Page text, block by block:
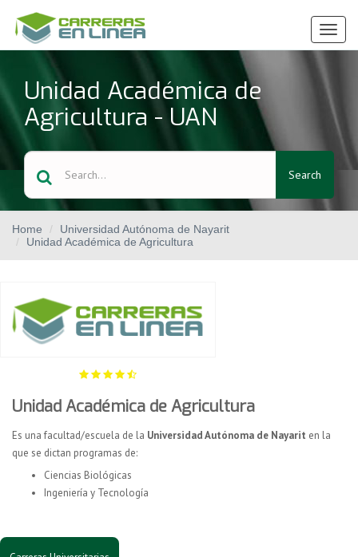
Ver
Menú
Unidad Académica de
Agricultura - UAN
Search
Home
Universidad Autónoma de Nayarit
Unidad Académica de Agricultura
Unidad Académica de Agricultura
Es una facultad/escuela de la Universidad Autónoma de Nayarit en la
que se dictan programas de:
Ciencias Biológicas
Ingeniería y Tecnología